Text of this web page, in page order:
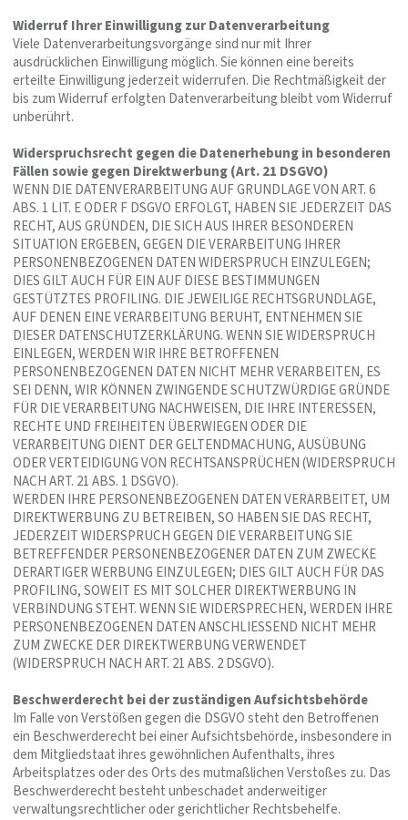
Widerruf Ihrer Einwilligung zur Datenverarbeitung
Viele Datenverarbeitungsvorgänge sind nur mit Ihrer
ausdrücklichen Einwilligung möglich. Sie können eine bereits
erteilte Einwilligung jederzeit widerrufen. Die Rechtmäßigkeit der
bis zum Widerruf erfolgten Datenverarbeitung bleibt vom Widerruf
unberührt.
Widerspruchsrecht gegen die Datenerhebung in besonderen
Fällen sowie gegen Direktwerbung (Art. 21 DSGVO)
WENN DIE DATENVERARBEITUNG AUF GRUNDLAGE VON ART. 6
ABS. 1 LIT. E ODER F DSGVO ERFOLGT, HABEN SIE JEDERZEIT DAS
RECHT, AUS GRÜNDEN, DIE SICH AUS IHRER BESONDEREN
SITUATION ERGEBEN, GEGEN DIE VERARBEITUNG IHRER
PERSONENBEZOGENEN DATEN WIDERSPRUCH EINZULEGEN;
DIES GILT AUCH FÜR EIN AUF DIESE BESTIMMUNGEN
GESTÜTZTES PROFILING. DIE JEWEILIGE RECHTSGRUNDLAGE,
AUF DENEN EINE VERARBEITUNG BERUHT, ENTNEHMEN SIE
DIESER DATENSCHUTZERKLÄRUNG. WENN SIE WIDERSPRUCH
EINLEGEN, WERDEN WIR IHRE BETROFFENEN
PERSONENBEZOGENEN DATEN NICHT MEHR VERARBEITEN, ES
SEI DENN, WIR KÖNNEN ZWINGENDE SCHUTZWÜRDIGE GRÜNDE
FÜR DIE VERARBEITUNG NACHWEISEN, DIE IHRE INTERESSEN,
RECHTE UND FREIHEITEN ÜBERWIEGEN ODER DIE
VERARBEITUNG DIENT DER GELTENDMACHUNG, AUSÜBUNG
ODER VERTEIDIGUNG VON RECHTSANSPRÜCHEN (WIDERSPRUCH
NACH ART. 21 ABS. 1 DSGVO).
WERDEN IHRE PERSONENBEZOGENEN DATEN VERARBEITET, UM
DIREKTWERBUNG ZU BETREIBEN, SO HABEN SIE DAS RECHT,
JEDERZEIT WIDERSPRUCH GEGEN DIE VERARBEITUNG SIE
BETREFFENDER PERSONENBEZOGENER DATEN ZUM ZWECKE
DERARTIGER WERBUNG EINZULEGEN; DIES GILT AUCH FÜR DAS
PROFILING, SOWEIT ES MIT SOLCHER DIREKTWERBUNG IN
VERBINDUNG STEHT. WENN SIE WIDERSPRECHEN, WERDEN IHRE
PERSONENBEZOGENEN DATEN ANSCHLIESSEND NICHT MEHR
ZUM ZWECKE DER DIREKTWERBUNG VERWENDET
(WIDERSPRUCH NACH ART. 21 ABS. 2 DSGVO).
Beschwerderecht bei der zuständigen Aufsichtsbehörde
Im Falle von Verstößen gegen die DSGVO steht den Betroffenen
ein Beschwerderecht bei einer Aufsichtsbehörde, insbesondere in
dem Mitgliedstaat ihres gewöhnlichen Aufenthalts, ihres
Arbeitsplatzes oder des Orts des mutmaßlichen Verstoßes zu. Das
Beschwerderecht besteht unbeschadet anderweitiger
verwaltungsrechtlicher oder gerichtlicher Rechtsbehelfe.